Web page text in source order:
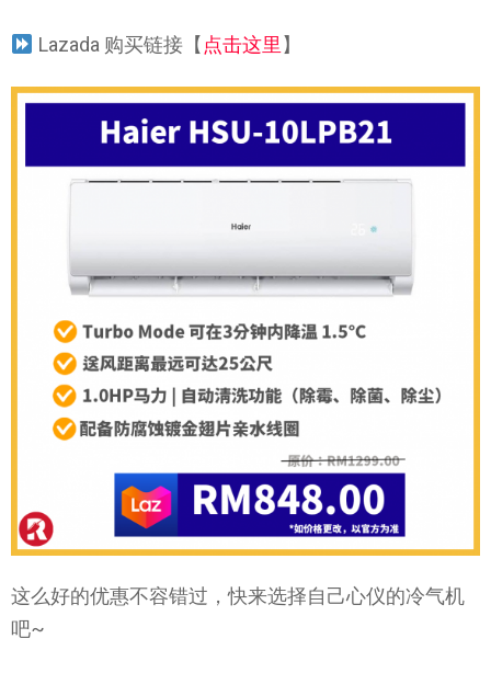
Lazada 购买链接【 点击这里 】
这么好的优惠不容错过，快来选择自己心仪的冷气机
吧~